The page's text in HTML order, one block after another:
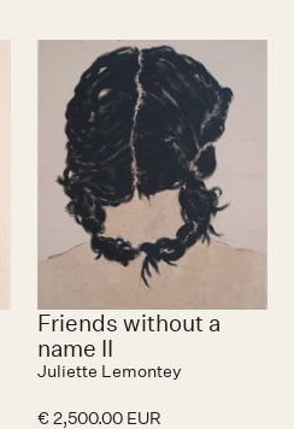
Friends without a
name II
Juliette Lemontey
€ 2,500.00 EUR